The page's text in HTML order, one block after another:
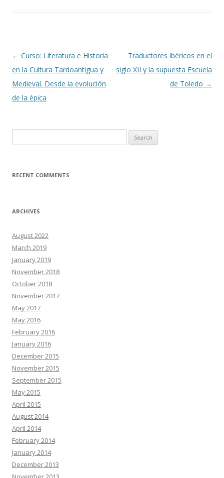
Post navigation
← Curso: Literatura e Historia
en la Cultura Tardoantigua y
Medieval. Desde la evolución
de la épica
Traductores ibéricos en el
siglo XII y la supuesta Escuela
de Toledo →
RECENT COMMENTS
ARCHIVES
August 2022
March 2019
January 2019
November 2018
October 2018
November 2017
May 2017
May 2016
February 2016
January 2016
December 2015
November 2015
September 2015
May 2015
April 2015
August 2014
April 2014
February 2014
January 2014
December 2013